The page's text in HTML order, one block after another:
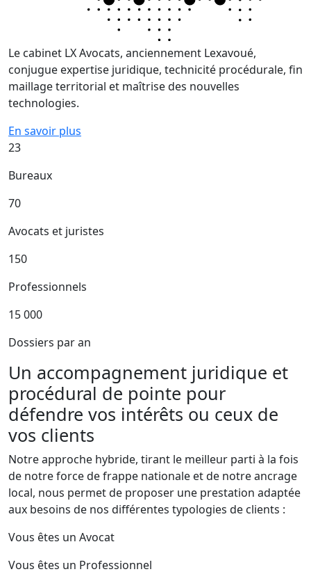
Le cabinet LX Avocats, anciennement Lexavoué,
conjugue expertise juridique, technicité procédurale, fin
maillage territorial et maîtrise des nouvelles
technologies.
En savoir plus
23
Bureaux
70
Avocats et juristes
150
Professionnels
15 000
Dossiers par an
Un accompagnement juridique et
procédural de pointe pour
défendre vos intérêts ou ceux de
vos clients
Notre approche hybride, tirant le meilleur parti à la fois
de notre force de frappe nationale et de notre ancrage
local, nous permet de proposer une prestation adaptée
aux besoins de nos différentes typologies de clients :
Vous êtes un Avocat
Vous êtes un Professionnel